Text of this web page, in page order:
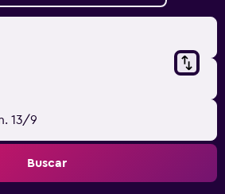
13/9
Buscar